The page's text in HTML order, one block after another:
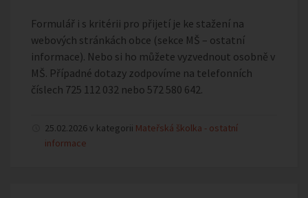
Formulář i s kritérii pro přijetí je ke stažení na
webových stránkách obce (sekce MŠ – ostatní
informace). Nebo si ho můžete vyzvednout osobně v
MŠ. Případné dotazy zodpovíme na telefonních
číslech 725 112 032 nebo 572 580 642.
25.02.2026 v kategorii Mateřská školka - ostatní
informace